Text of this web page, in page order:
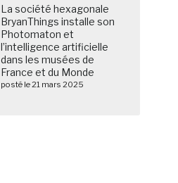
La société hexagonale
BryanThings installe son
Photomaton et
l’intelligence artificielle
dans les musées de
France et du Monde
posté le 21 mars 2025